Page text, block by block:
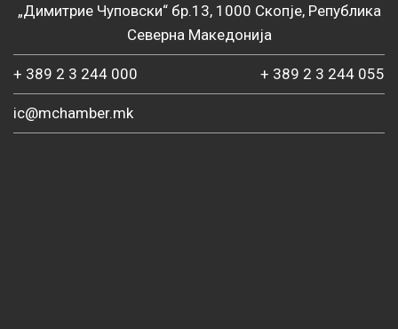
„Димитрие Чуповски“ бр.13, 1000 Скопје, Република
Северна Македонија
+ 389 2 3 244 000 + 389 2 3 244 055
ic@mchamber.mk